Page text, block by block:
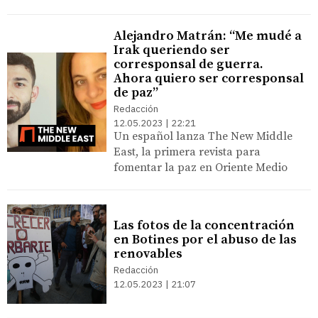
Alejandro Matrán: “Me mudé a
Irak queriendo ser
corresponsal de guerra.
Ahora quiero ser corresponsal
de paz”
Redacción
12.05.2023 | 22:21
Un español lanza The New Middle
East, la primera revista para
fomentar la paz en Oriente Medio
Las fotos de la concentración
en Botines por el abuso de las
renovables
Redacción
12.05.2023 | 21:07